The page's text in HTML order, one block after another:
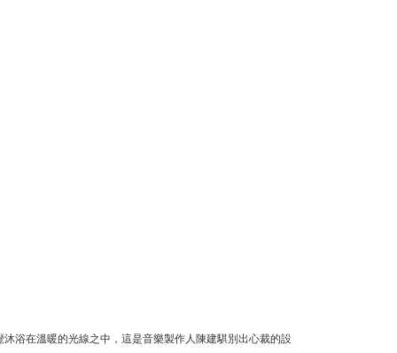
浴在溫暖的光線之中，這是音樂製作人陳建騏別出心裁的設